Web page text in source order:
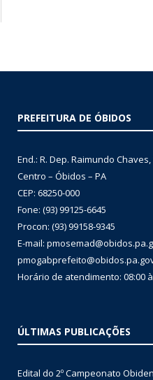
PREFEITURA DE ÓBIDOS
End.: R. Dep. Raimundo Chaves,
Centro – Óbidos – PA
CEP: 68250-000
Fone: (93) 99125-6645
Procon: (93) 99158-9345
E-mail:
Horário de atendimento: 08:00
ÚLTIMAS PUBLICAÇÕES
Edital do 2º Campeonato